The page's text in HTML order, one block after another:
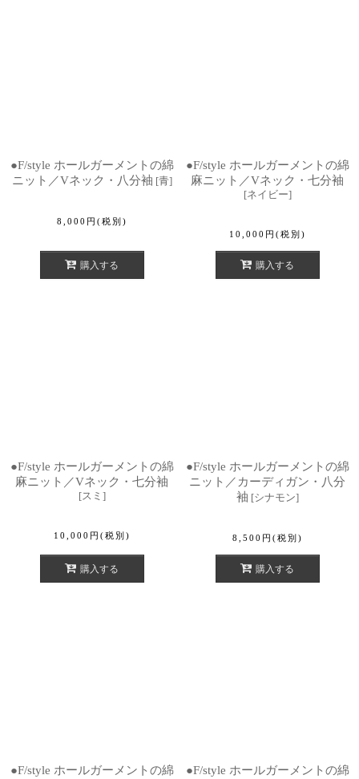
●F/style ホールガーメントの綿
ニット／Vネック・八分袖 [青]
8,000 円 (税別)
購入する
●F/style ホールガーメントの綿
麻ニット／Vネック・七分袖
[ネイビー]
10,000 円 (税別)
購入する
●F/style ホールガーメントの綿
麻ニット／Vネック・七分袖
[スミ ]
10,000 円 (税別)
購入する
●F/style ホールガーメントの綿
ニット／カーディガン・八分
袖 [シナモン]
8,500 円 (税別)
購入する
●F/style ホールガーメントの綿 ●F/style ホールガーメントの綿